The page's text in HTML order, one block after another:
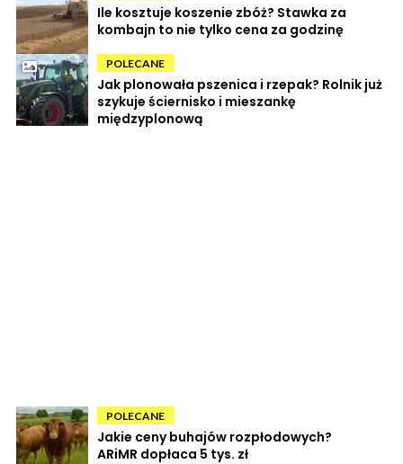
Ile kosztuje koszenie zbóż? Stawka za
kombajn to nie tylko cena za godzinę
POLECANE
Jak plonowała pszenica i rzepak? Rolnik już
szykuje ściernisko i mieszankę
międzyplonową
POLECANE
Jakie ceny buhajów rozpłodowych?
ARiMR dopłaca 5 tys. zł